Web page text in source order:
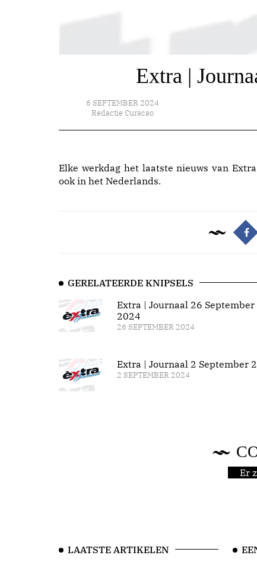
Extra |
6 SEPTEMBER 2024
Redactie Curacao
Elke werkdag het laatste nieuws van
ook in het Nederlands.
GERELATEERDE KNIPSELS
Extra | Journaal 26 September
2024
26 SEPTEMBER 2024
Extra | Journaal 2 September
2 SEPTEMBER 2024
Er
LAATSTE ARTIKELEN